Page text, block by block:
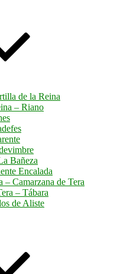
de la Reina
– Riano
Bañeza
Encalada
– Camarzana de Tera
– Tábara
de Aliste